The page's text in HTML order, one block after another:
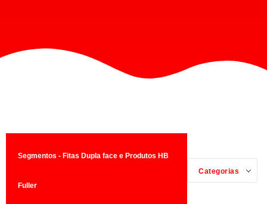
Segmentos - Fitas Dupla face e Produtos HB
Fuller
Categorias